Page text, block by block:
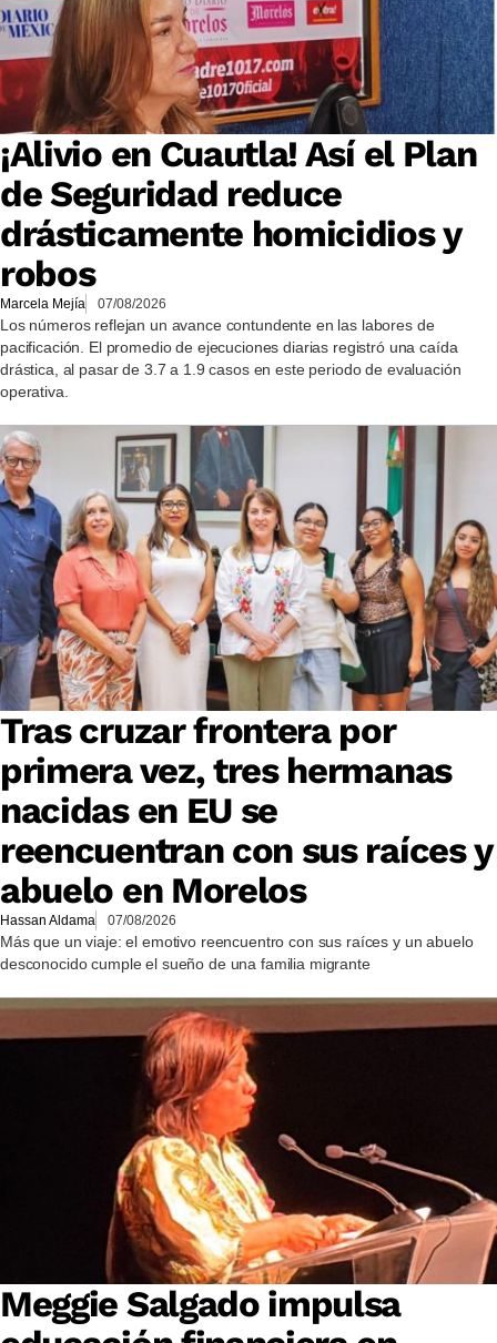
¡Alivio en Cuautla! Así el Plan
de Seguridad reduce
drásticamente homicidios y
robos
Marcela Mejía 07/08/2026
Los números reflejan un avance contundente en las labores de
pacificación. El promedio de ejecuciones diarias registró una caída
drástica, al pasar de 3.7 a 1.9 casos en este periodo de evaluación
operativa.
Tras cruzar frontera por
primera vez, tres hermanas
nacidas en EU se
reencuentran con sus raíces y
abuelo en Morelos
Hassan Aldama 07/08/2026
Más que un viaje: el emotivo reencuentro con sus raíces y un abuelo
desconocido cumple el sueño de una familia migrante
Meggie Salgado impulsa